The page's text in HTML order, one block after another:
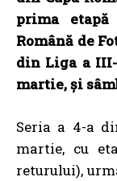
prima
Română de
din Liga a
martie, și
Seria a 4-a
martie, cu
returului),